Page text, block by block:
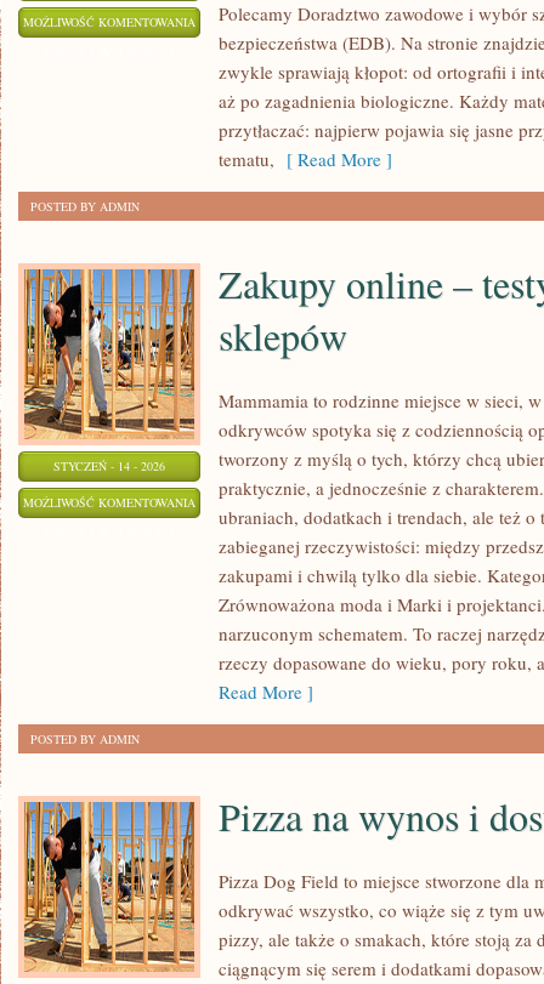
MOŻLIWOŚĆ KOMENTOWANIA FIZYKAPolecamy Doradztwo zawodowe i wybór
bezpieczeństwa (EDB). Na stronie
zwykle sprawiają kłopot: od ortografii i
aż po zagadnienia biologiczne. Każdy
przytłaczać: najpierw pojawia się jasne
tematu, [ Read More ]
POSTED BY ADMIN
STYCZEŃ - 14 - 2026
MOŻLIWOŚĆ KOMENTOWANIA ZAKUPY
SKLEPÓW
Zakupy online –
sklepów
Mammamia to rodzinne miejsce w sieci,
odkrywców spotyka się z codziennością
tworzony z myślą o tych, którzy chcą
praktycznie, a jednocześnie z
ubraniach, dodatkach i trendach, ale też
zabieganej rzeczywistości: między
zakupami i chwilą tylko dla siebie.
Zrównoważona moda i Marki i
narzuconym schematem. To raczej
rzeczy dopasowane do wieku, pory roku,
Read More ]
POSTED BY ADMIN
Pizza na wynos i
Pizza Dog Field to miejsce stworzone dla
odkrywać wszystko, co wiąże się z tym
pizzy, ale także o smakach, które stoją za
ciągnącym się serem i dodatkami